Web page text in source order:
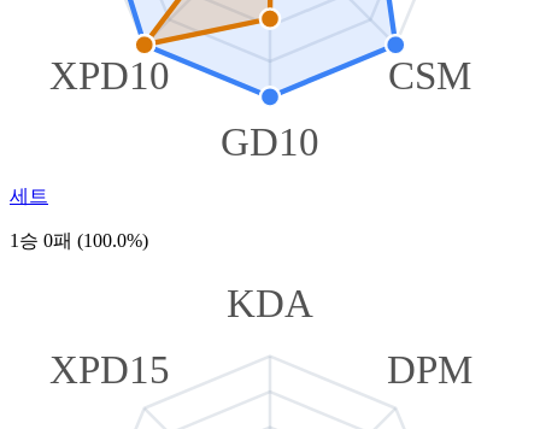
CSM
GD10
XPD10
세트
1승 0패 (100.0%)
KDA
DPM
XPD15